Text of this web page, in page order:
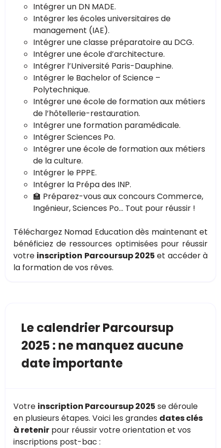
Intégrer un DN MADE.
Intégrer les écoles universitaires de
management (IAE).
Intégrer une classe préparatoire au DCG.
Intégrer une école d’architecture.
Intégrer l’Université Paris-Dauphine.
Intégrer le Bachelor of Science –
Polytechnique.
Intégrer une école de formation aux métiers
de l’hôtellerie-restauration.
Intégrer une formation paramédicale.
Intégrer Sciences Po.
Intégrer une école de formation aux métiers
de la culture.
Intégrer le PPPE.
Intégrer la Prépa des INP.
🏫 Préparez-vous aux concours Commerce,
Ingénieur, Sciences Po... Tout pour réussir !
Téléchargez Nomad Education dès maintenant et
bénéficiez de ressources optimisées pour réussir
votre inscription Parcoursup 2025 et accéder à
la formation de vos rêves.
Le calendrier Parcoursup
2025 : ne manquez aucune
date importante
Votre inscription Parcoursup 2025 se déroule
en plusieurs étapes. Voici les grandes dates clés
à retenir pour réussir votre orientation et vos
inscriptions post-bac :